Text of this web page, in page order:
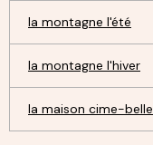
la montagne l'été
la montagne l'hiver
la maison cime-belle